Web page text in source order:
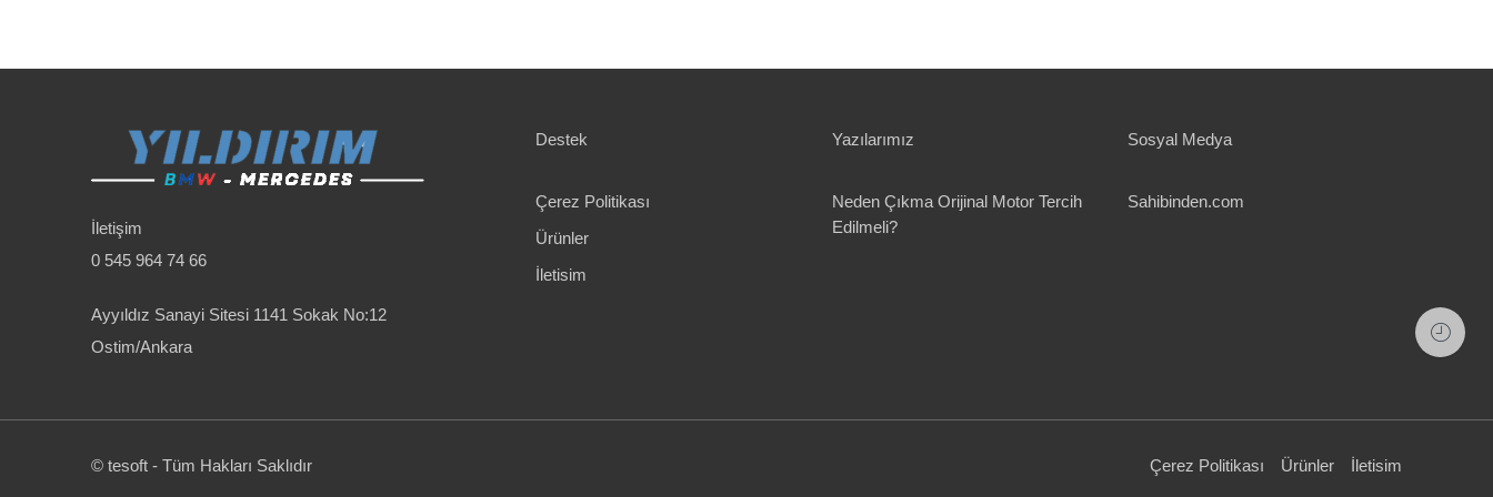
İletişim
0 545 964 74 66
Ayyıldız Sanayi Sitesi 1141 Sokak No:12
Ostim/Ankara
Destek
Çerez Politikası
Ürünler
İletisim
Yazılarımız
Neden Çıkma Orijinal Motor Tercih
Edilmeli?
Sosyal Medya
Sahibinden.com
© tesoft - Tüm Hakları Saklıdır Çerez Politikası Ürünler İletisim